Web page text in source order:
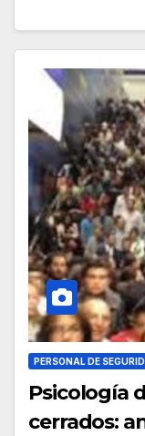
PERSONAL DE
Psicología
cerrados: